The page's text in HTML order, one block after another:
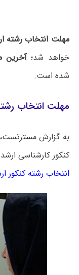
مهلت انتخاب رشته ارشد ۹۹
خواهد شد؛آخرین
شده است.
مهلت انتخاب رشته
به گزارشمسترتست
کنکور کارشناسی
انتخاب رشته کنکور